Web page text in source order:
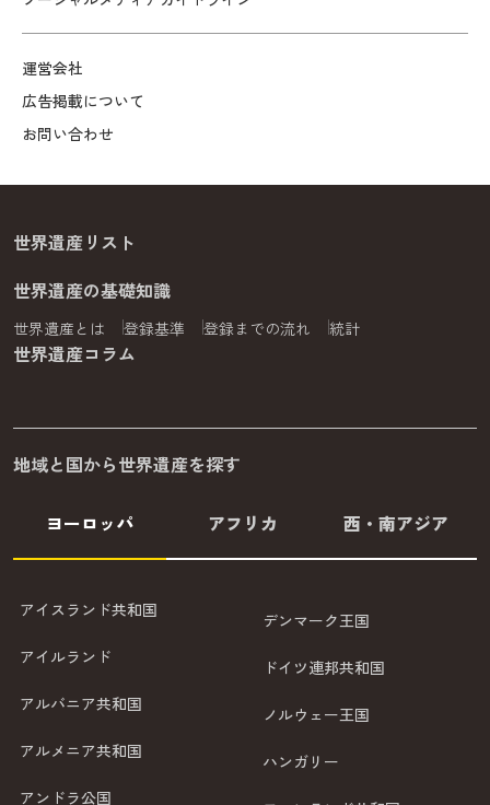
運営会社
広告掲載について
お問い合わせ
世界遺産リスト
世界遺産の基礎知識
世界遺産とは 登録基準 登録までの流れ 統計
世界遺産コラム
地域と国から世界遺産を探す
ヨーロッパ アフリカ 西・南アジア
アイスランド共和国
アイルランド
アルバニア共和国
アルメニア共和国
アンドラ公国
デンマーク王国
ドイツ連邦共和国
ノルウェー王国
ハンガリー